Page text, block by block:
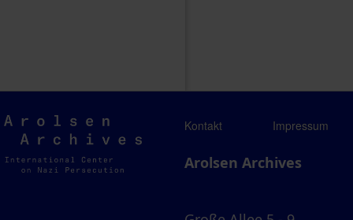
Arolsen
Archives
Kontakt Impressum
Arolsen Archives